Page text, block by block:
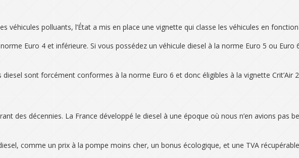
véhicules polluants, l’État a mis en place une vignette qui classe les véhicules en
Euro 4 et inférieure. Si vous possédez un véhicule diesel à la norme Euro 5 ou
sont forcément conformes à la norme Euro 6 et donc éligibles à la vignette Crit’Air
des décennies. La France développé le diesel à une époque où nous n’en avions pas
comme un prix à la pompe moins cher, un bonus écologique, et une TVA